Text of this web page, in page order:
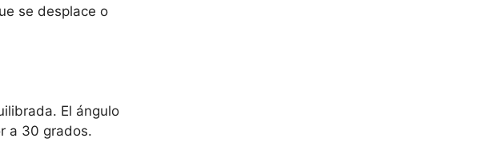
se desplace o
El ángulo
a 30 grados.